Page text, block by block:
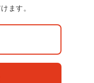
ます。